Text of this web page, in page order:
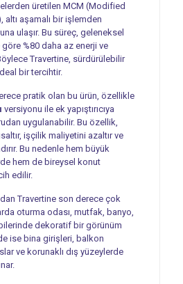
üretilen MCM (Modified
aşamalı bir işlemden
ulaşır. Bu süreç, geleneksel
%80 daha az enerji ve
Travertine, sürdürülebilir
bir tercihtir.
pratik olan bu ürün, özellikle
versiyonu ile ek yapıştırıcıya
uygulanabilir. Bu özellik,
işçilik maliyetini azaltır ve
Bu nedenle hem büyük
hem de bireysel konut
edilir.
Travertine son derece çok
oturma odası, mutfak, banyo,
dekoratif bir görünüm
ise bina girişleri, balkon
ve korunaklı dış yüzeylerde